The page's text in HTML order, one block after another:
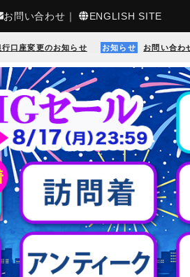
お問い合わせ ｜ ENGLISH SITE
行口座変更のお知らせ お知らせ お問い合わ